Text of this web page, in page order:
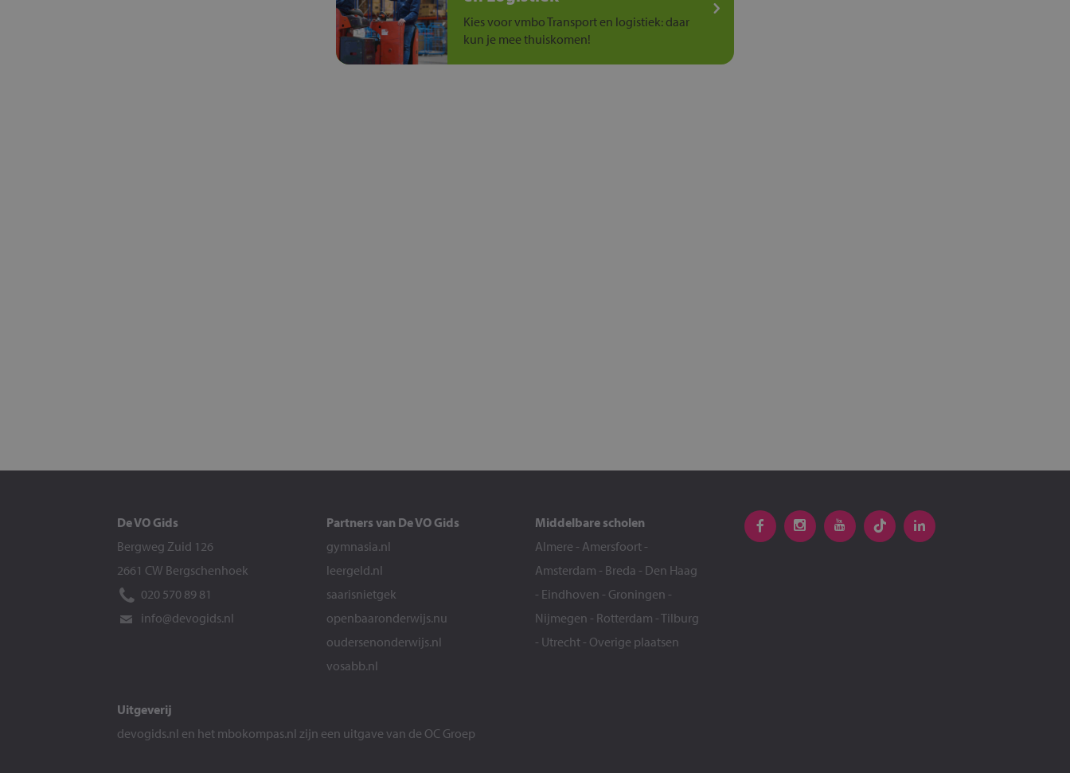
Kies voor vmbo Transport en logistiek: daar
kun je mee thuiskomen!
De VO Gids
Bergweg Zuid 126
2661 CW Bergschenhoek
020 570 89 81
info@devogids.nl
Partners van De VO Gids
gymnasia.nl
leergeld.nl
saarisnietgek
openbaaronderwijs.nu
oudersenonderwijs.nl
vosabb.nl
Middelbare scholen
Almere - Amersfoort -
Amsterdam - Breda - Den Haag
- Eindhoven - Groningen -
Nijmegen - Rotterdam -Tilburg
- Utrecht - Overige plaatsen
Uitgeverij
devogids.nl en het mbokompas.nl zijn een uitgave van de OC Groep